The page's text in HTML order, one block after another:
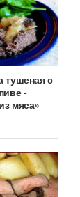
тушеная с
-
мяса»